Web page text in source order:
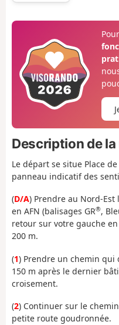
Description de
Le départ se situe Place
panneau indicatif des
(D/A) Prendre au Nord-Est
en AFN (balisages GR®,
retour sur votre gauche
200 m.
(1) Prendre un chemin qui
150 m après le dernier
croisement.
(2) Continuer sur le
petite route goudronnée.